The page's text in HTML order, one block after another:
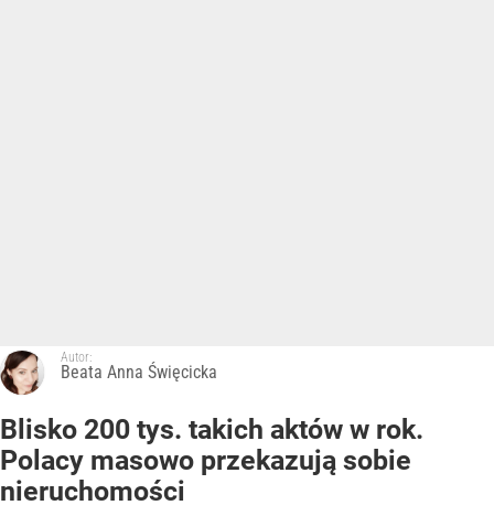
Autor:
Beata Anna Święcicka
Blisko 200 tys. takich aktów w rok.
Polacy masowo przekazują sobie
nieruchomości